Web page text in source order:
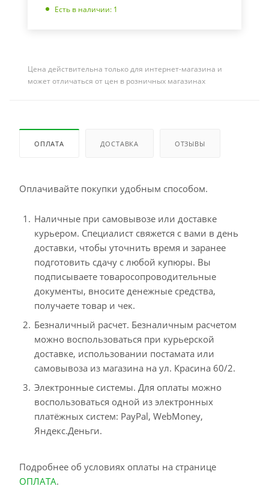
Есть в наличии: 1
Цена действительна только для интернет-магазина и
может отличаться от цен в розничных магазинах
ОПЛАТА ДОСТАВКА ОТЗЫВЫ
Оплачивайте покупки удобным способом.
Наличные при самовывозе или доставке
курьером. Специалист свяжется с вами в день
доставки, чтобы уточнить время и заранее
подготовить сдачу с любой купюры. Вы
подписываете товаросопроводительные
документы, вносите денежные средства,
получаете товар и чек.
Безналичный расчет. Безналичным расчетом
можно воспользоваться при курьерской
доставке, использовании постамата или
самовывоза из магазина на ул. Красина 60/2.
Электронные системы. Для оплаты можно
воспользоваться одной из электронных
платёжных систем: PayPal, WebMoney,
Яндекс.Деньги.
Подробнее об условиях оплаты на странице
ОПЛАТА.